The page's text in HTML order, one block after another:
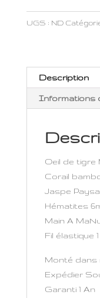
Tigre
UGS : ND
Description
Informations
Oeil de tigre
Corail
Jaspe
Hématites
Main A
Fil élastique
Monté dans
Expédier
Garanti 1 An